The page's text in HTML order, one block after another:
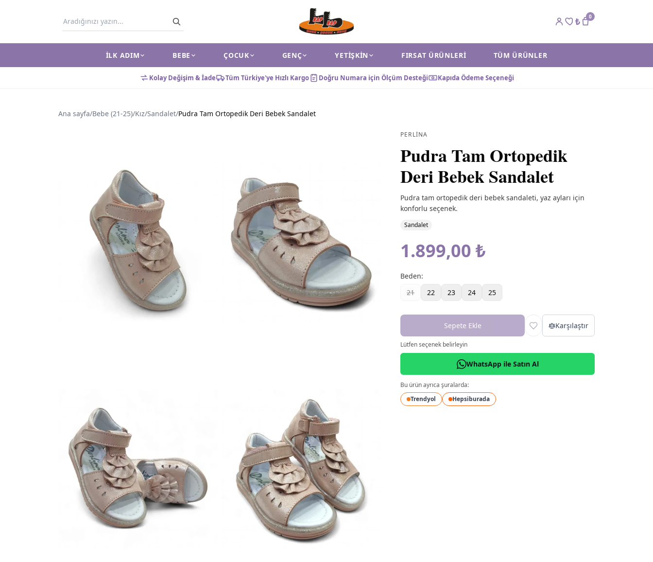
₺ 0
İLK ADIM BEBE ÇOCUK GENÇ YETIŞKIN FIRSAT ÜRÜNLERI TÜM ÜRÜNLER
Kolay Değişim & İade Tüm Türkiye'ye Hızlı Kargo Doğru Numara için Ölçüm Desteği Kapıda Ödeme Seçeneği
Ana sayfa/Bebe (21-25)/Kız/Sandalet/Pudra Tam Ortopedik Deri Bebek Sandalet
PERLINA
Pudra Tam Ortopedik
Deri Bebek Sandalet
Pudra tam ortopedik deri bebek sandaleti, yaz ayları için
konforlu seçenek.
Sandalet
1.899,00 ₺
Beden:
21
22 23 24 25
Sepete Ekle Karşılaştır
Lütfen seçenek belirleyin
WhatsApp ile Satın Al
Bu ürün ayrıca şuralarda:
Trendyol
Hepsiburada